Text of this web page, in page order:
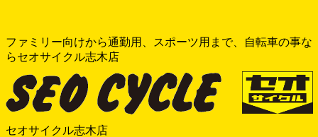
ファミリー向けから通勤用、スポーツ用まで、自転車の事な
らセオサイクル志木店
セオサイクル志木店